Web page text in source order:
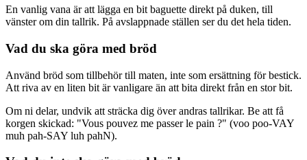
En vanlig vana är att lägga en bit baguette direkt på duken, till
vänster om din tallrik. På avslappnade ställen ser du det hela tiden.
Vad du ska göra med bröd
Använd bröd som tillbehör till maten, inte som ersättning för bestick.
Att riva av en liten bit är vanligare än att bita direkt från en stor bit.
Om ni delar, undvik att sträcka dig över andras tallrikar. Be att få
korgen skickad: "Vous pouvez me passer le pain ?" (voo poo-VAY
muh pah-SAY luh pahN).